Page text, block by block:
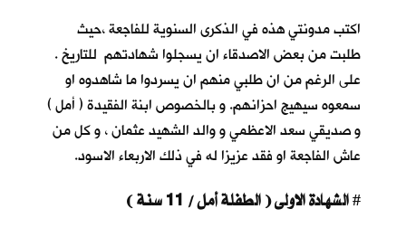
اكتب مدونتي هذه في الذكرى السنوية للفاجعة ،حيث
طلبت من بعض الاصدقاء ان يسجلوا شهادتهم للتاريخ .
على الرغم من ان طلبي منهم ان يسردوا ما شاهدوه او
سمعوه سيهيج احزانهم. و بالخصوص ابنة الفقيدة ( أمل )
و صديقي سعد الاعظمي و والد الشهيد عثمان ، و كل من
عاش الفاجعة او فقد عزيزا له في ذلك الاربعاء الاسود.
#